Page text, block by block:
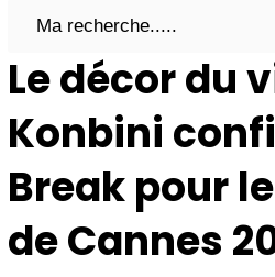
Search
Le décor du
Konbini
Break pour
de Cannes